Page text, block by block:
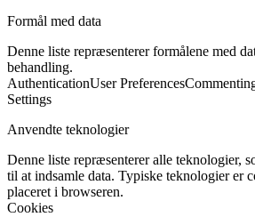
Formål med data
Denne liste repræsenterer formålene med
behandling.
AuthenticationUser Preferences
Settings
Anvendte teknologier
Denne liste repræsenterer alle teknologier,
til at indsamle data. Typiske teknologier er
placeret i browseren.
Cookies